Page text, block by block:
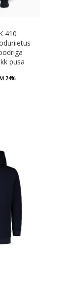
410
pusa
24%